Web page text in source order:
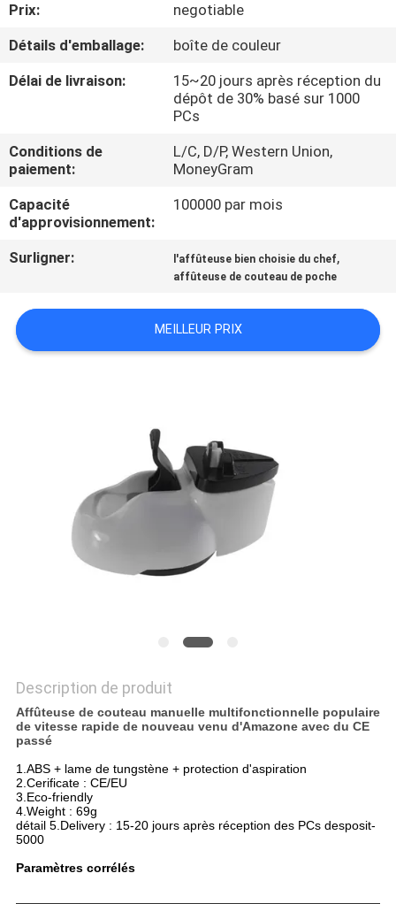
VISITE
DE
L'USINE
DE
LA
QUALITÉ
CONTACTER
DEMANDEZ
SITE
PRIVACY
POLICY
Prix:
negotiable
Détails d'emballage:
boîte de couleur
Délai de livraison:
15~20 jours après réception du
dépôt de 30% basé sur 1000
PCs
Conditions de
paiement:
L/C, D/P, Western Union,
MoneyGram
Capacité
d'approvisionnement:
100000 par mois
Surligner: l'affûteuse bien choisie du chef,
affûteuse de couteau de poche
MEILLEUR PRIX
Description de produit
Affûteuse de couteau manuelle multifonctionnelle populaire
de vitesse rapide de nouveau venu d'Amazone avec du CE
passé
1.ABS + lame de tungstène + protection d'aspiration
2.Cerificate : CE/EU
3.Eco-friendly
4.Weight : 69g
détail 5.Delivery : 15-20 jours après réception des PCs desposit-
5000
Paramètres corrélés